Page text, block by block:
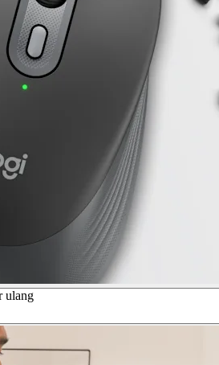
ulang